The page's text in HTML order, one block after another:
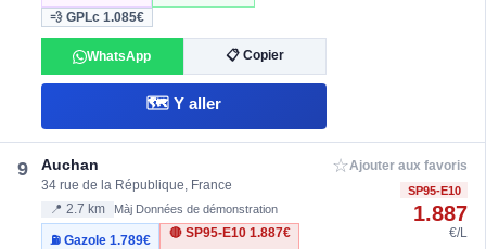
💨 GPLc1.085€
WhatsApp 📋 Copier
🗺️ Y aller
9 Auchan
34 rue de la République, France
📍 2.7 km Màj Données de démonstration
⛽ Gazole1.789€
🔴 SP95-E10 1.887€
☆Ajouter aux favoris
SP95-E10
1.887
€/L